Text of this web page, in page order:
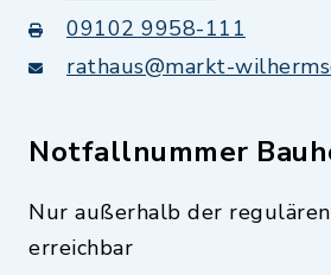
09102 9958-111
rathaus@markt-
Notfallnummer
Nur außerhalb der
erreichbar